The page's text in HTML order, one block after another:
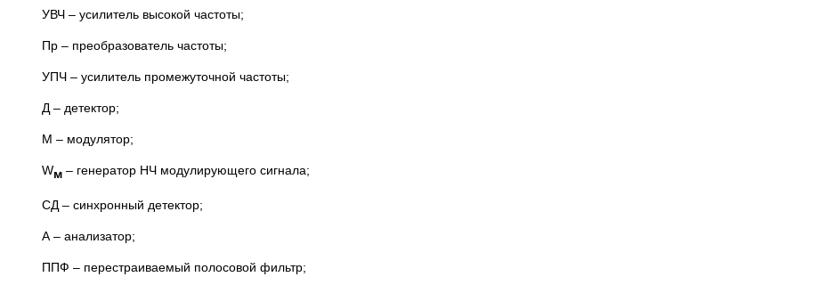
УВЧ – усилитель высокой частоты;
Пр – преобразователь частоты;
УПЧ – усилитель промежуточной частоты;
Д – детектор;
М – модулятор;
Wм – генератор НЧ модулирующего сигнала;
СД – синхронный детектор;
А – анализатор;
ППФ – перестраиваемый полосовой фильтр;